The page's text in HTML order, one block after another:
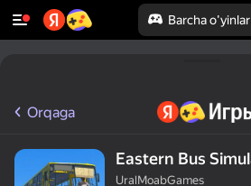
Barcha o'yinlar
Orqaga
Eastern Bus
UralMoabGames